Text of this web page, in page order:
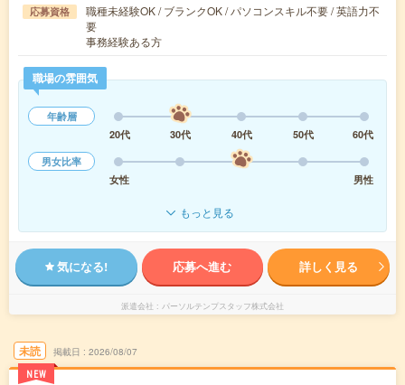
応募資格
職種未経験OK / ブランクOK / パソコンスキル不要 / 英語力不
要
事務経験ある方
職場の雰囲気
年齢層
20代
30代 40代 50代
60代
男女比率
女性
男性
もっと見る
気になる! 応募へ進む 詳しく見る
派遣会社 パーソルテンプスタッフ株式会社
未読
NEW
掲載日 2026/08/07